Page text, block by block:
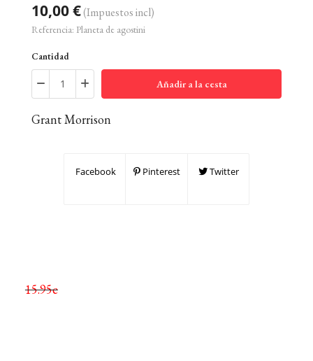
10,00 €(Impuestos incl)
Referencia: Planeta de agostini
Cantidad
Añadir a la cesta
Grant Morrison
Facebook Pinterest Twitter
15.95e